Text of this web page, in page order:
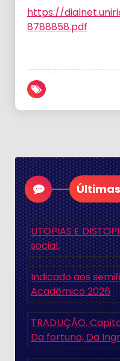
https://
8788858.pdf
UTOPIAS E
social.
Indicado aos
Acadêmico 2026
TRADUÇÃO.
Da fortuna, Da